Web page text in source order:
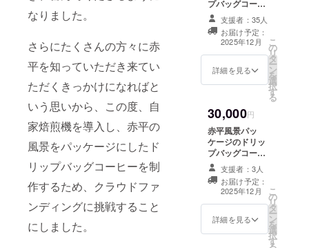
なりました。
さらにたくさんの方々に赤
平を知っていただき来てい
ただくきっかけになればと
いう思いから、この度、自
家焙煎機を導入し、赤平の
風景をパッケージにしたド
リップバッグコーヒーを制
作するため、クラウドファ
ンディングに挑戦すること
にしました。
はお届け商品の
ラベルに表記さ
れます。商品開
封前には必ずお
ベルや注意書き
をご確認くださ
プバッグコー
ヒー2個セット
・名称 レギュ
ラーコーヒー ・
内容量 10g×2
・商品到着後1ヶ
月前後の賞味期
を避けて保存し
てください。 ・
原材料及び添加
物等の食品表示
はお届け商品の
ラベルに表記さ
れます。商品開
封前には必ずお
届けのリターン
に貼付されたラ
ベルや注意書き
をご確認くださ
支援者：35人
お届け予定：
2025年12月
詳細を見る
こ
の
リ
タ
ー
ン
を
選
択
す
る
30,000円
赤平風景パッ
ケージのドリッ
プバッグコー
ヒー3個セット
・名称 レギュ
ラーコーヒー ・
内容量 10g×3
・商品到着後1ヶ
月前後の賞味期
支援者：3人
お届け予定：
2025年12月
詳細を見る
こ
の
リ
タ
ー
ン
を
選
択
す